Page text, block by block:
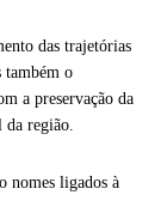
das trajetórias
também o
a preservação da
da região.
nomes ligados à